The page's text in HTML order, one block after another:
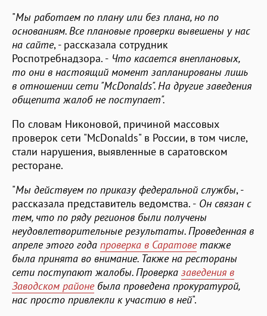
"Мы работаем по плану или без плана, но по
основаниям. Все плановые проверки вывешены у нас
на сайте, - рассказала сотрудник
Роспотребнадзора. - Что касается внеплановых,
то они в настоящий момент запланированы лишь
в отношении сети "McDonalds". На другие заведения
общепита жалоб не поступает".
По словам Никоновой, причиной массовых
проверок сети "McDonalds" в России, в том числе,
стали нарушения, выявленные в саратовском
ресторане.
"Мы действуем по приказу федеральной службы, -
рассказала представитель ведомства. - Он связан с
тем, что по ряду регионов были получены
неудовлетворительные результаты. Проведенная в
апреле этого года проверка в Саратоветакже
была принята во внимание. Также на рестораны
сети поступают жалобы. Проверка заведения в
Заводском районебыла проведена прокуратурой,
нас просто привлекли к участию в ней".